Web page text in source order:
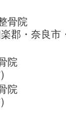
骨院
郡・奈良市
院
院